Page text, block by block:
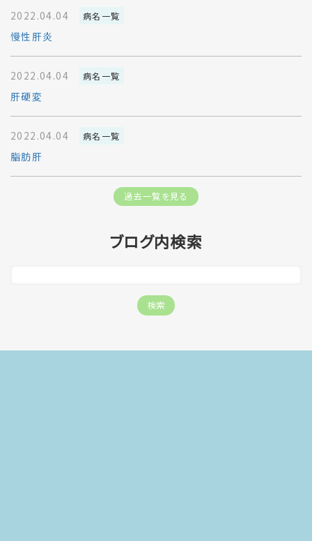
2022.04.04 病名一覧
慢性肝炎
2022.04.04 病名一覧
肝硬変
2022.04.04 病名一覧
脂肪肝
過去一覧を見る
ブログ内検索